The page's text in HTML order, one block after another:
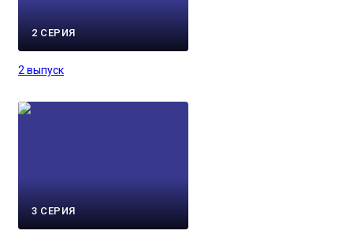
2 СЕРИЯ
2 выпуск
3 СЕРИЯ